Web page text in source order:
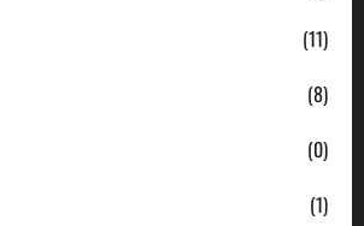
(11)
(8)
(0)
(1)